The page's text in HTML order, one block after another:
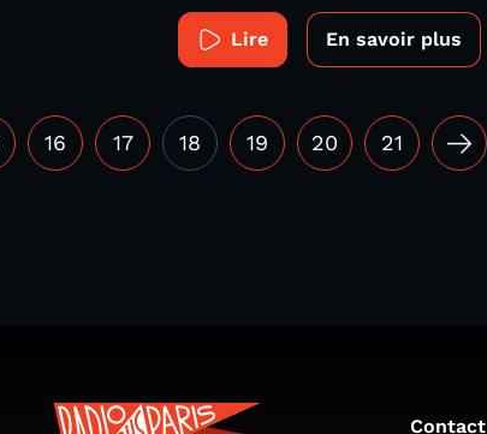
Lire En savoir plus
16 17 18 19 20 21
Contact